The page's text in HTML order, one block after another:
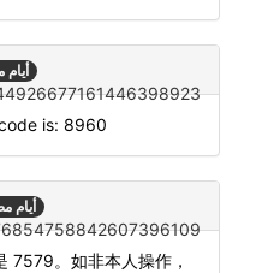
5
is: 8960
50
7579。如非本人操作，